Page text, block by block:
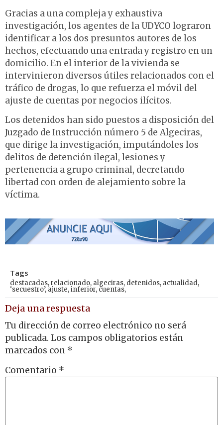
Gracias a una compleja y exhaustiva
investigación, los agentes de la UDYCO lograron
identificar a los dos presuntos autores de los
hechos, efectuando una entrada y registro en un
domicilio. En el interior de la vivienda se
intervinieron diversos útiles relacionados con el
tráfico de drogas, lo que refuerza el móvil del
ajuste de cuentas por negocios ilícitos.
Los detenidos han sido puestos a disposición del
Juzgado de Instrucción número 5 de Algeciras,
que dirige la investigación, imputándoles los
delitos de detención ilegal, lesiones y
pertenencia a grupo criminal, decretando
libertad con orden de alejamiento sobre la
víctima.
Tags
destacadas,relacionado, algeciras, detenidos, actualidad,
‘secuestro’, ajuste,inferior, cuentas,
Deja una respuesta
Tu dirección de correo electrónico no será
publicada. Los campos obligatorios están
marcados con *
Comentario *